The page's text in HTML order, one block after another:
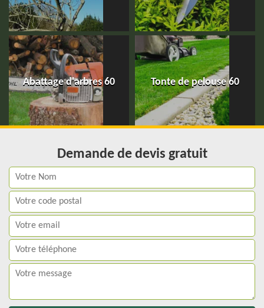
Abattage d'arbres 60 Tonte de pelouse 60
Demande de devis gratuit